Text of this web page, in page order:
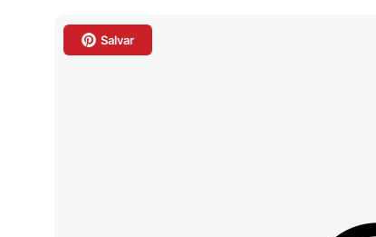
Salvar